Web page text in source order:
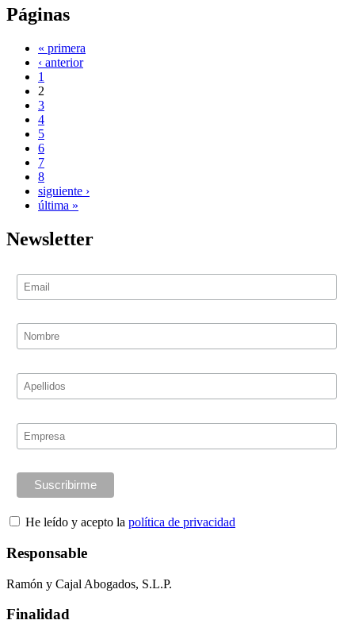
Páginas
« primera
‹ anterior
1
2
3
4
5
6
7
8
siguiente ›
última »
Newsletter
He leído y acepto la política de privacidad
Responsable
Ramón y Cajal Abogados, S.L.P.
Finalidad